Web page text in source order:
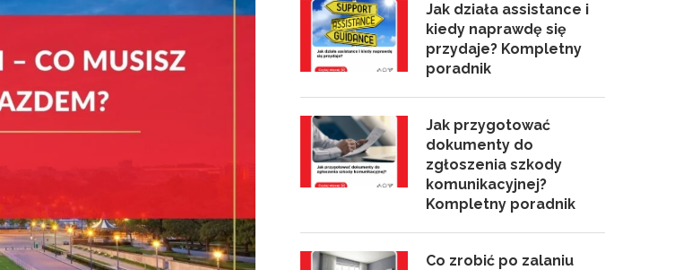
Jak działa assistance i
kiedy naprawdę się
przydaje? Kompletny
poradnik
Jak przygotować
dokumenty do
zgłoszenia szkody
komunikacyjnej?
Kompletny poradnik
Co zrobić po zalaniu